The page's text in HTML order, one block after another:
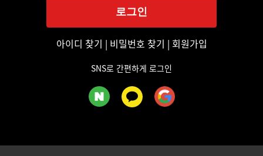
아이디 찾기 | 비밀번호 찾기 | 회원가입
SNS로 간편하게 로그인